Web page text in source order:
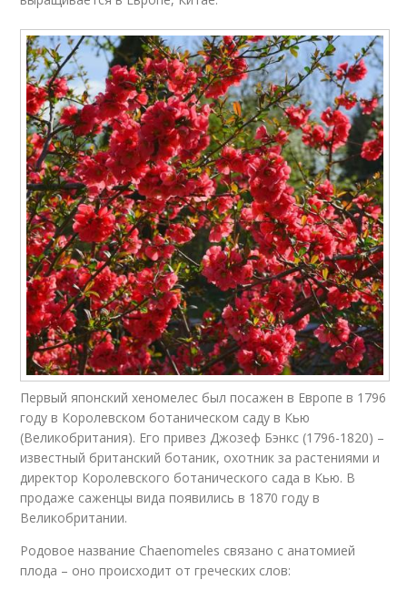
Первый японский хеномелес был посажен в Европе в 1796
году в Королевском ботаническом саду в Кью
(Великобритания). Его привез Джозеф Бэнкс (1796-1820) –
известный британский ботаник, охотник за растениями и
директор Королевского ботанического сада в Кью. В
продаже саженцы вида появились в 1870 году в
Великобритании.
Родовое название Chaenomeles связано с анатомией
плода – оно происходит от греческих слов: